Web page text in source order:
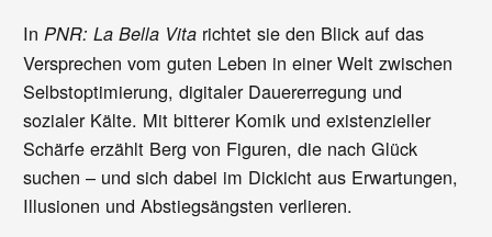
InPNR: La Bella Vita richtet sie den Blick auf das
Versprechen vom guten Leben in einer Welt zwischen
Selbstoptimierung, digitaler Dauererregung und
sozialer Kälte. Mit bitterer Komik und existenzieller
Schärfe erzählt Berg von Figuren, die nach Glück
suchen – und sich dabei im Dickicht aus Erwartungen,
Illusionen und Abstiegsängsten verlieren.